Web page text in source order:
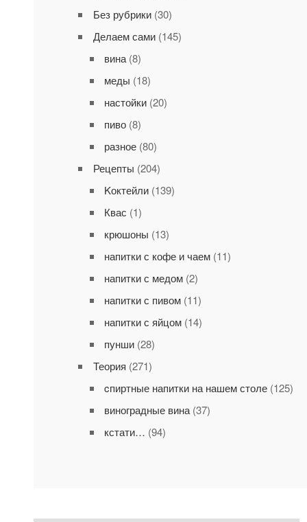
Без рубрики(30)
Делаем сами(145)
вина(8)
меды (18)
настойки(20)
пиво(8)
разное(80)
Рецепты (204)
Kоктейли(139)
Квас (1)
крюшоны (13)
напитки с кофе и чаем(11)
напитки с медом(2)
напитки с пивом(11)
напитки с яйцом(14)
пунши(28)
Теория (271)
cпиртные напитки на нашем столе(125)
виноградные вина(37)
кстати… (94)